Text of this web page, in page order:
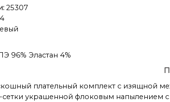
25307
96% Эластан 4%
плательный комплект с изящной
сетки украшенной флоковым напылением